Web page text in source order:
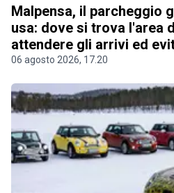
Malpensa, il parcheggio
usa: dove si trova l'area
attendere gli arrivi ed
06 agosto 2026, 17.20